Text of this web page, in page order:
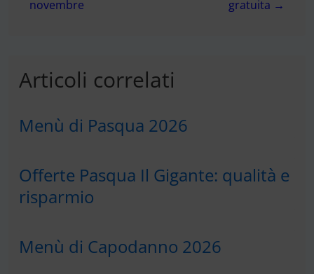
novembre
gratuita →
Articoli correlati
Menù di Pasqua 2026
Offerte Pasqua Il Gigante: qualità e
risparmio
Menù di Capodanno 2026